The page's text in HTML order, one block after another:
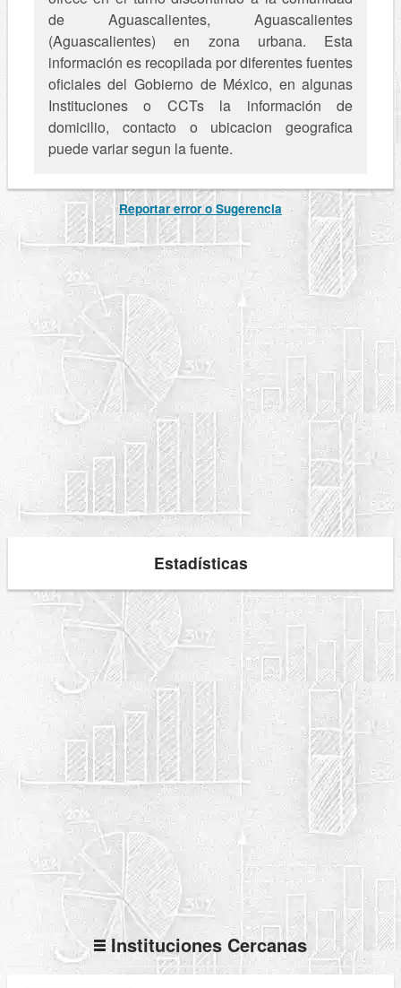
de Aguascalientes, Aguascalientes
(Aguascalientes) en zona urbana. Esta
información es recopilada por diferentes fuentes
oficiales del Gobierno de México, en algunas
Instituciones o CCTs la información de
domicilio, contacto o ubicacion geografica
puede variar segun la fuente.
Reportar error o Sugerencia
Estadísticas
Instituciones Cercanas